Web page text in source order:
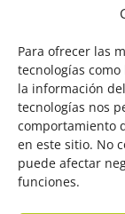
Para ofrecer las
tecnologías
la información
tecnologías nos
comportamiento
en este sitio. No
puede afectar
funciones.
Control Acceso
Hogar
Incendio
Intrusión